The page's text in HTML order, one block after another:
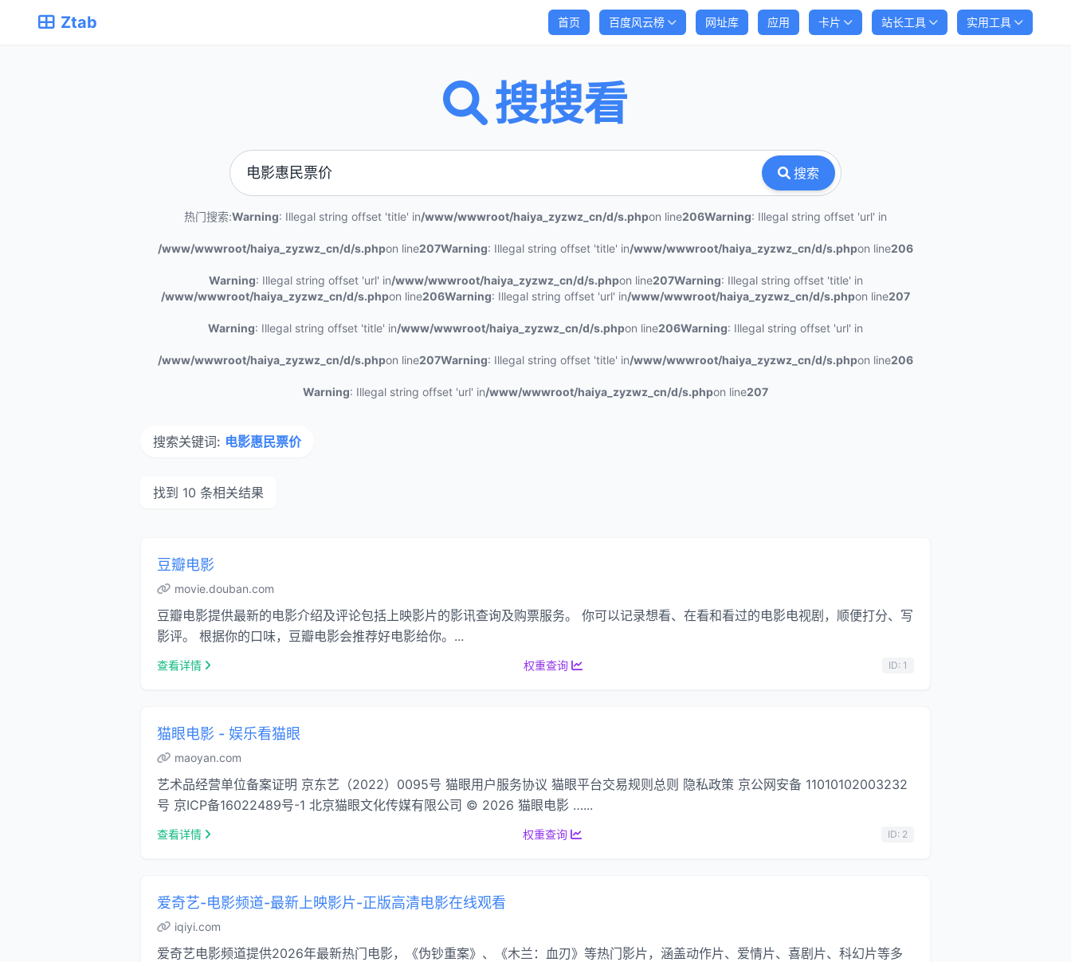
Ztab 首页 百度风云榜 网址库 应用 卡片 站长工具 实用工具
搜搜看
搜索
热门搜索:Warning: Illegal string offset 'title' in/www/wwwroot/haiya_zyzwz_cn/d/s.phpon line206Warning: Illegal string offset 'url' in
/www/wwwroot/haiya_zyzwz_cn/d/s.phpon line207Warning: Illegal string offset 'title' in/www/wwwroot/haiya_zyzwz_cn/d/s.phpon line206
Warning: Illegal string offset 'url' in/www/wwwroot/haiya_zyzwz_cn/d/s.phpon line207Warning: Illegal string offset 'title' in
/www/wwwroot/haiya_zyzwz_cn/d/s.phpon line206Warning: Illegal string offset 'url' in/www/wwwroot/haiya_zyzwz_cn/d/s.phpon line207
Warning: Illegal string offset 'title' in/www/wwwroot/haiya_zyzwz_cn/d/s.phpon line206Warning: Illegal string offset 'url' in
/www/wwwroot/haiya_zyzwz_cn/d/s.phpon line207Warning: Illegal string offset 'title' in/www/wwwroot/haiya_zyzwz_cn/d/s.phpon line206
Warning: Illegal string offset 'url' in/www/wwwroot/haiya_zyzwz_cn/d/s.phpon line207
搜索关键词: 电影惠民票价
找到 10 条相关结果
豆瓣电影
movie.douban.com
豆瓣电影提供最新的电影介绍及评论包括上映影片的影讯查询及购票服务。 你可以记录想看、在看和看过的电影电视剧，顺便打分、写
影评。 根据你的口味，豆瓣电影会推荐好电影给你。...
查看详情 权重查询 ID: 1
猫眼电影 - 娱乐看猫眼
maoyan.com
艺术品经营单位备案证明 京东艺（2022）0095号 猫眼用户服务协议 猫眼平台交易规则总则 隐私政策 京公网安备 11010102003232
号 京ICP备16022489号-1 北京猫眼文化传媒有限公司 © 2026 猫眼电影 …...
查看详情 权重查询 ID: 2
爱奇艺-电影频道-最新上映影片-正版高清电影在线观看
iqiyi.com
爱奇艺电影频道提供2026年最新热门电影，《伪钞重案》、《木兰：血刃》等热门影片，涵盖动作片、爱情片、喜剧片、科幻片等多